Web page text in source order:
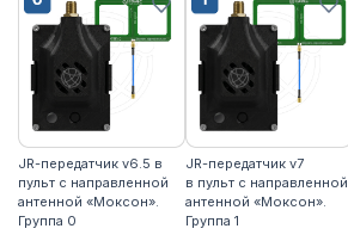
JR-передатчик v6.5 в
пульт с направленной
антенной «Моксон».
Группа 0
JR-передатчик v7
в пульт с направленной
антенной «Моксон».
Группа 1